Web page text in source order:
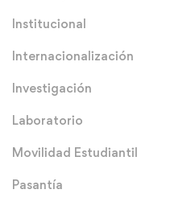
Institucional
Internacionalización
Investigación
Laboratorio
Movilidad Estudiantil
Pasantía